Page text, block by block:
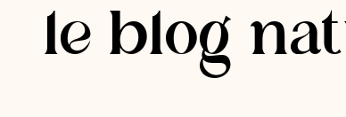
le blog